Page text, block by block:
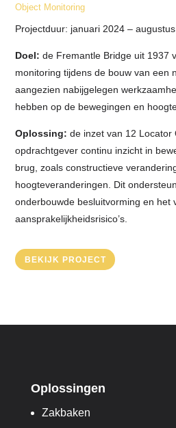
Object Monitoring
Projectduur: januari 2024 –
Doel: de Fremantle Bridge uit 1937
monitoring tijdens de bouw van een
aangezien nabijgelegen
hebben op de bewegingen en
Oplossing: de inzet van 12 Locator
opdrachtgever continu inzicht in
brug, zoals constructieve
hoogteveranderingen. Dit
onderbouwde besluitvorming en het
aansprakelijkheidsrisico’s.
BEKIJK PROJECT
Oplossingen
Zakbaken